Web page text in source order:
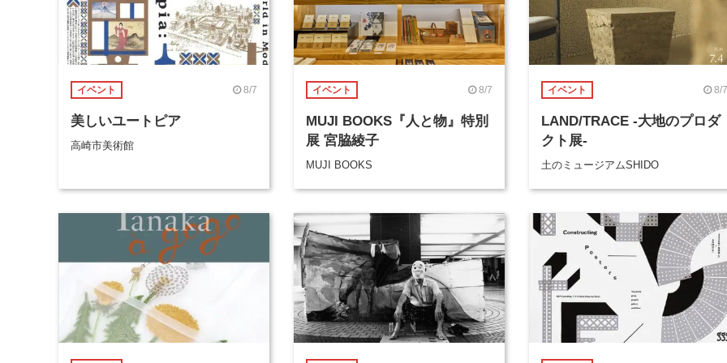
イベント 8/7
美しいユートピア
高崎市美術館
イベント 8/7
MUJI BOOKS『人と物』特別
展 宮脇綾子
MUJI BOOKS
イベント 8/7
LAND/TRACE -大地のプロダ
クト展-
土のミュージアムSHIDO